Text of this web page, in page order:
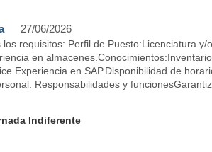
27/06/2026
los requisitos: Perfil de Puesto:Licenciatura y/
en
en SAP.Disponibilidad de
Responsabilidades y
Indiferente